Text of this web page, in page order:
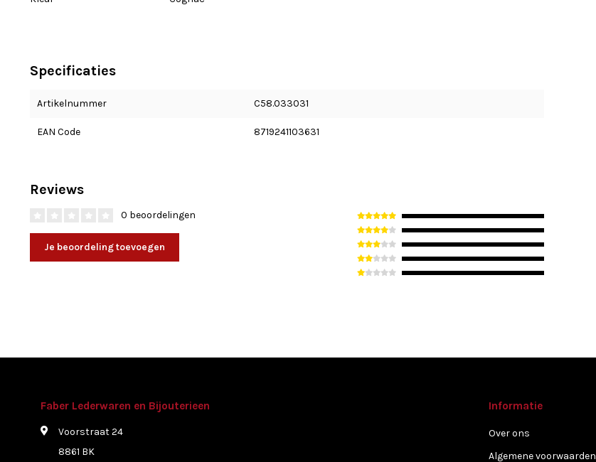
Specificaties
Artikelnummer C58.033031
EAN Code 8719241103631
Reviews
0 beoordelingen
Je beoordeling toevoegen
Faber Lederwaren en Bijouterieen
Voorstraat 24
8861 BK
Informatie
Over ons
Algemene voorwaarden